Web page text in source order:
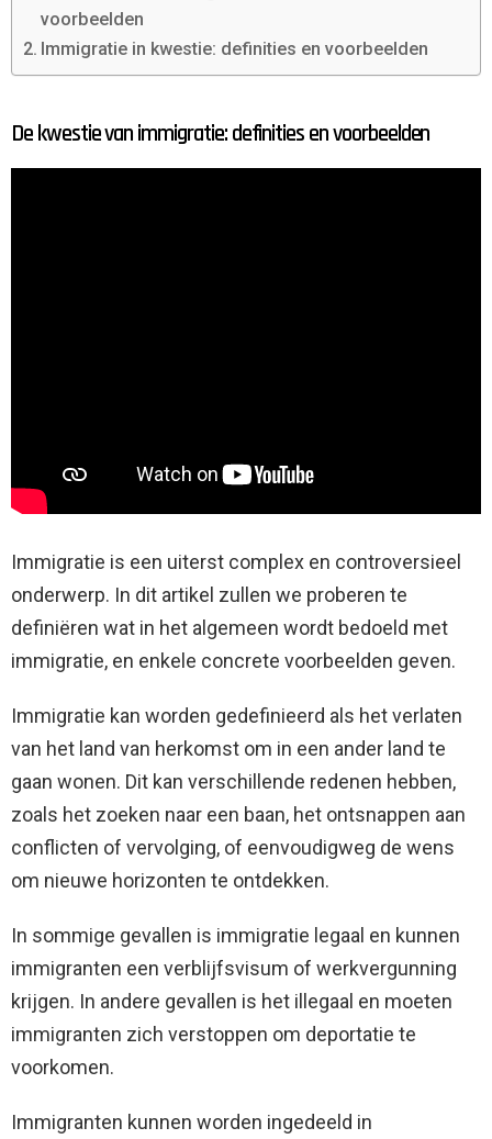
voorbeelden
Immigratie in kwestie: definities en voorbeelden
De kwestie van immigratie: definities en voorbeelden
Immigratie is een uiterst complex en controversieel
onderwerp. In dit artikel zullen we proberen te
definiëren wat in het algemeen wordt bedoeld met
immigratie, en enkele concrete voorbeelden geven.
Immigratie kan worden gedefinieerd als het verlaten
van het land van herkomst om in een ander land te
gaan wonen. Dit kan verschillende redenen hebben,
zoals het zoeken naar een baan, het ontsnappen aan
conflicten of vervolging, of eenvoudigweg de wens
om nieuwe horizonten te ontdekken.
In sommige gevallen is immigratie legaal en kunnen
immigranten een verblijfsvisum of werkvergunning
krijgen. In andere gevallen is het illegaal en moeten
immigranten zich verstoppen om deportatie te
voorkomen.
Immigranten kunnen worden ingedeeld in